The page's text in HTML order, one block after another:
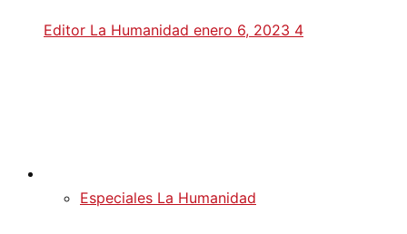
Editor La Humanidad enero 6, 2023 4
Especiales La Humanidad